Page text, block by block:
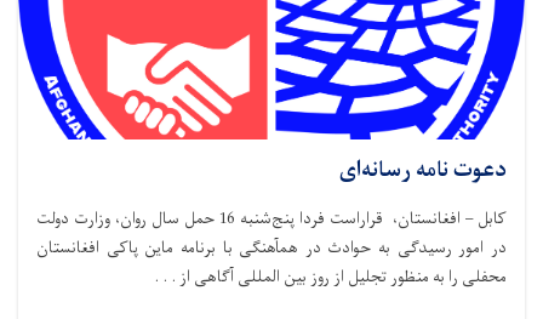
دعوت نامه رسانه‌ای
کابل – افغانستان، قراراست فردا پنج‌شنبه 16 حمل سال روان، وزارت دولت
در امور رسیدگی به حوادث در همآهنگی با برنامه ماین پاکی افغانستان
محفلی را به منظور تجلیل از روز بین المللی آگاهی از . . .